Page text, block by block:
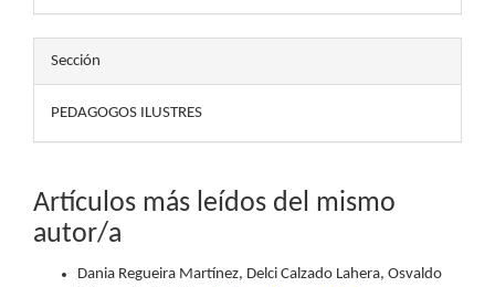
Sección
PEDAGOGOS ILUSTRES
Artículos más leídos del mismo
autor/a
Dania Regueira Martínez, Delci Calzado Lahera, Osvaldo